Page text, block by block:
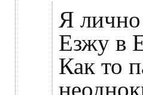
Я
Езжу в
Как то